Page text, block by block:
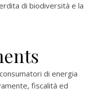
di biodiversità e la
di energia
fiscalità ed